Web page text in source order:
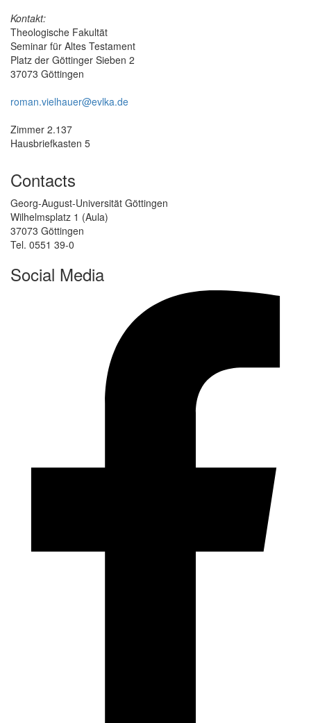
Kontakt:
Theologische Fakultät
Seminar für Altes Testament
Platz der Göttinger Sieben 2
37073 Göttingen
roman.vielhauer@evlka.de
Zimmer 2.137
Hausbriefkasten 5
Contacts
Georg-August-Universität Göttingen
Wilhelmsplatz 1 (Aula)
37073 Göttingen
Tel. 0551 39-0
Social Media